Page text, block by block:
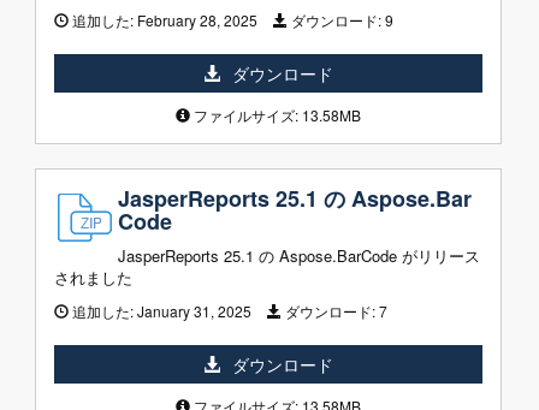
追加した: February 28, 2025 ダウンロード:9
ダウンロード
ファイルサイズ: 13.58MB
JasperReports 25.1 の Aspose.Bar
Code
JasperReports 25.1 の Aspose.BarCode がリリース
されました
追加した:January 31, 2025 ダウンロード:7
ダウンロード
ファイルサイズ: 13.58MB